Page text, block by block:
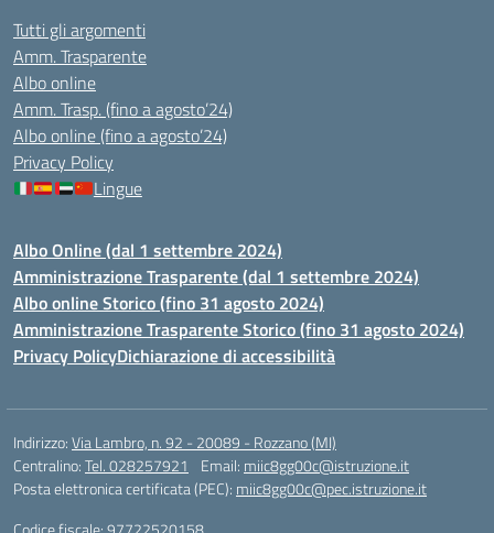
Tutti gli argomenti
Amm. Trasparente
Albo online
Amm. Trasp. (fino a agosto’24)
Albo online (fino a agosto’24)
Privacy Policy
Lingue
Albo Online (dal 1 settembre 2024)
Amministrazione Trasparente (dal 1 settembre 2024)
Albo online Storico (fino 31 agosto 2024)
Amministrazione Trasparente Storico (fino 31 agosto 2024)
Privacy PolicyDichiarazione di accessibilità
Indirizzo:Via Lambro, n. 92 - 20089 - Rozzano (MI)
Centralino:Tel. 028257921 Email: miic8gg00c@istruzione.it
Posta elettronica certificata (PEC): miic8gg00c@pec.istruzione.it